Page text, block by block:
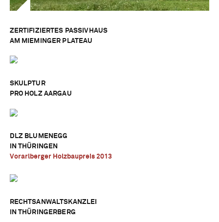
ZERTIFIZIERTES PASSIVHAUS
AM MIEMINGER PLATEAU
SKULPTUR
PRO HOLZ AARGAU
DLZ BLUMENEGG
IN THÜRINGEN
Vorarlberger Holzbaupreis 2013
RECHTSANWALTSKANZLEI
IN THÜRINGERBERG